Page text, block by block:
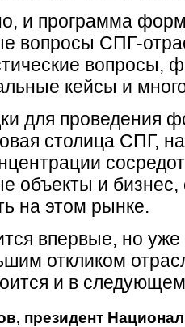
и программа
вопросы СПГ-
вопросы,
кейсы и
для проведения
столица СПГ,
объекты и
на этом рынке.
впервые, но уже
откликом
и в следующем
президент